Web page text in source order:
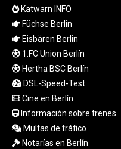
Katwarn INFO
Füchse Berlin
Eisbären Berlin
1.FC Union Berlín
Hertha BSC Berlín
DSL-Speed-Test
Cine en Berlín
Información sobre trenes
Multas de tráfico
Notarías en Berlín